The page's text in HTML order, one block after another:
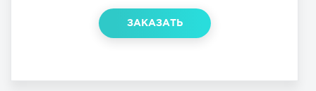
ЗАКАЗАТЬ